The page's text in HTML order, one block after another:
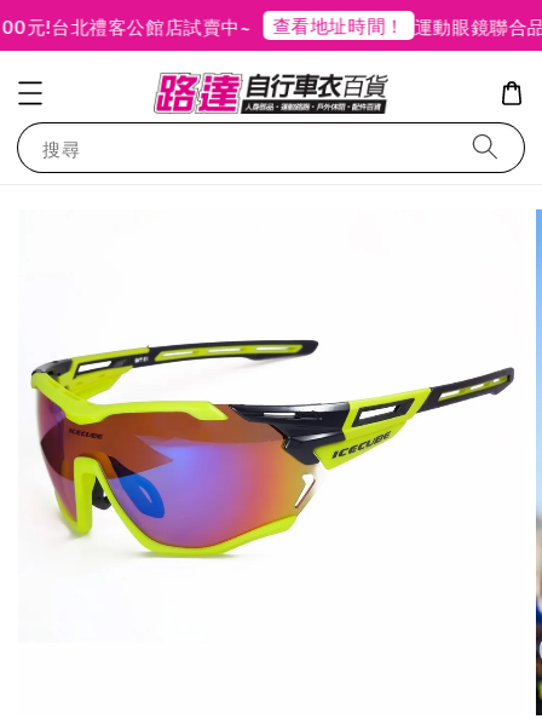
!台北禮客公館店試賣中~ 查看地址時間！ 運動眼鏡聯合品牌
搜尋